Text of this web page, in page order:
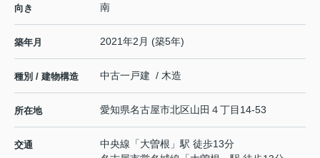
向き 南
築年月 2021年2月 (築5年)
種別 / 建物構造 中古一戸建 / 木造
所在地 愛知県名古屋市北区山田 ４丁目14-53
交通 中央線 「大曽根 」駅 徒歩13分